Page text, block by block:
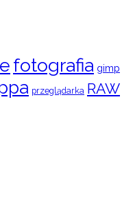
fotografia gimp
przeglądarka RAW